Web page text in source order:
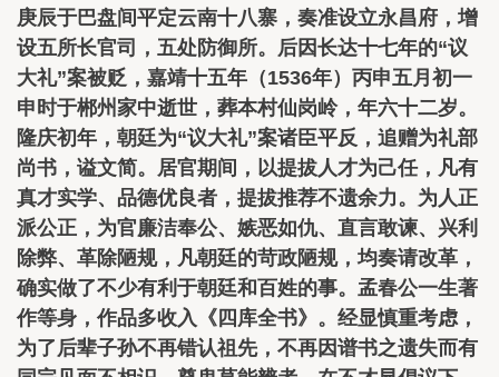
庚辰于巴盘间平定云南十八寨，奏准设立永昌府，增
设五所长官司，五处防御所。后因长达十七年的“议
大礼”案被贬，嘉靖十五年（1536年）丙申五月初一
申时于郴州家中逝世，葬本村仙岗岭，年六十二岁。
隆庆初年，朝廷为“议大礼”案诸臣平反，追赠为礼部
尚书，谥文简。居官期间，以提拔人才为己任，凡有
真才实学、品德优良者，提拔推荐不遗余力。为人正
派公正，为官廉洁奉公、嫉恶如仇、直言敢谏、兴利
除弊、革除陋规，凡朝廷的苛政陋规，均奏请改革，
确实做了不少有利于朝廷和百姓的事。孟春公一生著
作等身，作品多收入《四库全书》。经显慎重考虑，
为了后辈子孙不再错认祖先，不再因谱书之遗失而有